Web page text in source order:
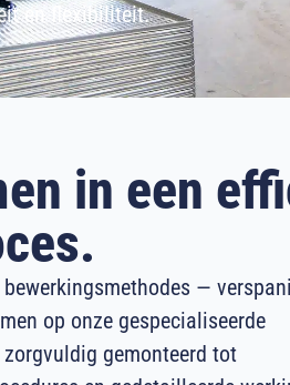
en flexibiliteit.
in een
—
op onze gespecialiseerde
gemonteerd tot